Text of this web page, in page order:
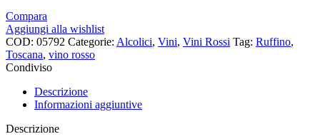
Compara
Aggiungi alla wishlist
COD: 05792 Categorie: Alcolici, Vini, Vini Rossi Tag: Ruffino,
Toscana, vino rosso
Condiviso
Descrizione
Informazioni aggiuntive
Descrizione